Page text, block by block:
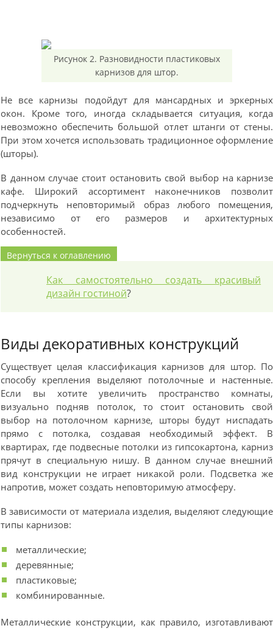
Рисунок 2. Разновидности пластиковых
карнизов для штор.
Не все карнизы подойдут для мансардных и эркерных
окон. Кроме того, иногда складывается ситуация, когда
невозможно обеспечить большой отлет штанги от стены.
При этом хочется использовать традиционное оформление
(шторы).
В данном случае стоит остановить свой выбор на карнизе
кафе. Широкий ассортимент наконечников позволит
подчеркнуть неповторимый образ любого помещения,
независимо от его размеров и архитектурных
особенностей.
Вернуться к оглавлению
Как самостоятельно создать красивый
дизайн гостиной?
Виды декоративных конструкций
Существует целая классификация карнизов для штор. По
способу крепления выделяют потолочные и настенные.
Если вы хотите увеличить пространство комнаты,
визуально подняв потолок, то стоит остановить свой
выбор на потолочном карнизе, шторы будут ниспадать
прямо с потолка, создавая необходимый эффект. В
квартирах, где подвесные потолки из гипсокартона, карниз
прячут в специальную нишу. В данном случае внешний
вид конструкции не играет никакой роли. Подсветка же
напротив, может создать неповторимую атмосферу.
В зависимости от материала изделия, выделяют следующие
типы карнизов:
металлические;
деревянные;
пластиковые;
комбинированные.
Металлические конструкции, как правило, изготавливают